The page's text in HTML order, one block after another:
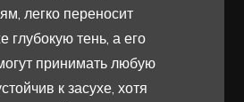
легко переносит
глубокую тень, а его
принимать любую
к засухе, хотя